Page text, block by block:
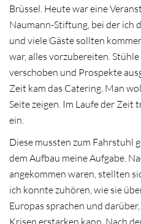
Brüssel. Heute war eine
Naumann-Stiftung, bei der ich
und viele Gäste sollten
war, alles vorzubereiten.
verschoben und Prospekte
Zeit kam das Catering. Man
Seite zeigen. Im Laufe der
ein.
Diese mussten zum Fahrstuhl
dem Aufbau meine Aufgabe.
angekommen waren, stellten
ich konnte zuhören, wie sie
Europas sprachen und
Krisen erstarken kann. Nach